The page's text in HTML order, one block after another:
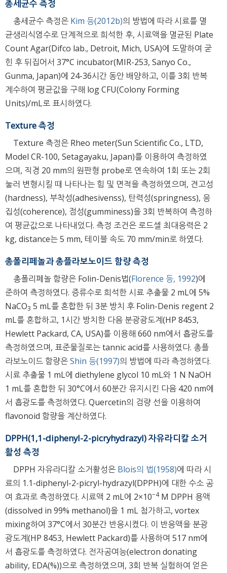
총세균수 측정
총세균수 측정은 Kim 등(2012b)의 방법에 따라 시료를 멸
균생리식염수로 단계적으로 희석한 후, 시료액을 멸균된 Plate
Count Agar(Difco lab., Detroit, Mich, USA)에 도말하여 굳
힌 후 뒤집어서 37°C incubator(MIR-253, Sanyo Co.,
Gunma, Japan)에 24-36시간 동안 배양하고, 이를 3회 반복
계수하여 평균값을 구해 log CFU(Colony Forming
Units)/mL로 표시하였다.
Texture 측정
Texture 측정은 Rheo meter(Sun Scientific Co., LTD,
Model CR-100, Setagayaku, Japan)를 이용하여 측정하였
으며, 직경 20 mm의 원판형 probe로 연속하여 1회 또는 2회
눌러 변형시킬 때 나타나는 힘 및 면적을 측정하였으며, 견고성
(hardness), 부착성(adhesivenss), 탄력성(springness), 응
집성(coherence), 점성(gumminess)을 3회 반복하여 측정하
여 평균값으로 나타내었다. 측정 조건은 로드셀 최대응력은 2
kg, distance는 5 mm, 테이블 속도 70 mm/min로 하였다.
총폴리페놀과 총플라보노이드 함량 측정
총폴리페놀 함량은 Folin-Denis법(Florence 등, 1992)에
준하여 측정하였다. 증류수로 희석한 시료 추출물 2 mL에 5%
NaCO3 5 mL를 혼합한 뒤 3분 방치 후 Folin-Denis regent 2
mL를 혼합하고, 1시간 방치한 다음 분광광도계(HP 8453,
Hewlett Packard, CA, USA)를 이용해 660 nm에서 흡광도를
측정하였으며, 표준물질로는 tannic acid를 사용하였다. 총플
라보노이드 함량은Shin 등(1997)의 방법에 따라 측정하였다.
시료 추출물 1 mL에 diethylene glycol 10 mL와 1 N NaOH
1 mL를 혼합한 뒤 30°C에서 60분간 유지시킨 다음 420 nm에
서 흡광도를 측정하였다. Quercetin의 검량 선을 이용하여
flavonoid 함량을 계산하였다.
DPPH(1,1-diphenyl-2-picryhydrazyl) 자유라디칼 소거
활성 측정
DPPH 자유라디칼 소거활성은 Blois의 법(1958)에 따라 시
료의 1.1-diphenyl-2-picryl-hydrazyl(DPPH)에 대한 수소 공
여 효과로 측정하였다. 시료액 2 mL에 2×10−4M DPPH 용액
(dissolved in 99% methanol)을 1 mL 첨가하고, vortex
mixing하여 37°C에서 30분간 반응시켰다. 이 반응액을 분광
광도계(HP 8453, Hewlett Packard)를 사용하여 517 nm에
서 흡광도를 측정하였다. 전자공여능(electron donating
ability, EDA(%))으로 측정하였으며, 3회 반복 실험하여 얻은